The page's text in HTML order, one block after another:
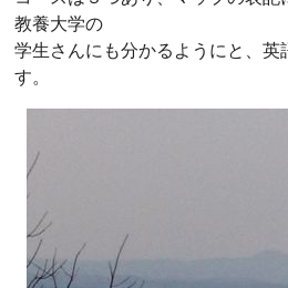
教養大学の
学生さんにも分かるようにと、英
す。